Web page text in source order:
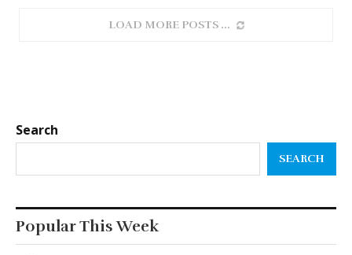
LOAD MORE POSTS
Search
SEARCH
Popular This Week